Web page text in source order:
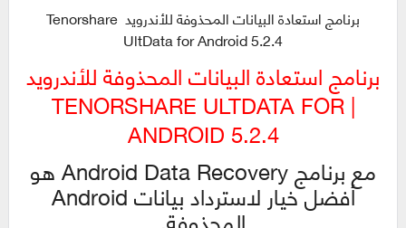
برنامج استعادة البيانات المحذوفة للأندرويد Tenorshare
UltData for Android 5.2.4
برنامج استعادة البيانات المحذوفة للأندرويد
| TENORSHARE ULTDATA FOR
ANDROID 5.2.4
مع برنامج Android Data Recovery هو
أفضل خيار لاسترداد بيانات Android